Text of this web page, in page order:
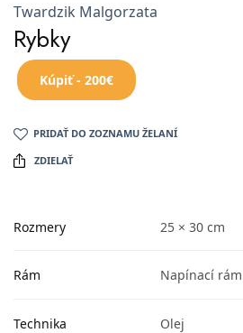
Twardzik Malgorzata
Rybky
Kúpiť - 200€
PRIDAŤ DO ZOZNAMU ŽELANÍ
ZDIELAŤ
Rozmery 25 × 30 cm
Rám Napínací rám
Technika Olej